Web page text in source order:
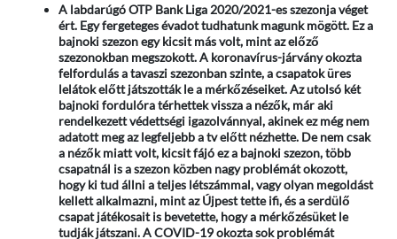
A labdarúgó OTP Bank Liga 2020/2021-es szezonja véget
ért. Egy fergeteges évadot tudhatunk magunk mögött. Ez a
bajnoki szezon egy kicsit más volt, mint az előző
szezonokban megszokott. A koronavírus-járvány okozta
felfordulás a tavaszi szezonban szinte, a csapatok üres
lelátok előtt játszották le a mérkőzéseiket. Az utolsó két
bajnoki fordulóra térhettek vissza a nézők, már aki
rendelkezett védettségi igazolvánnyal, akinek ez még nem
adatott meg az legfeljebb a tv előtt nézhette. De nem csak
a nézők miatt volt, kicsit fájó ez a bajnoki szezon, több
csapatnál is a szezon közben nagy problémát okozott,
hogy ki tud állni a teljes létszámmal, vagy olyan megoldást
kellett alkalmazni, mint az Újpest tette ifi, és a serdülő
csapat játékosait is bevetette, hogy a mérkőzésüket le
tudják játszani. A COVID-19 okozta sok problémát